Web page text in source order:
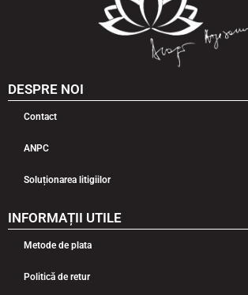
DESPRE NOI
Contact
ANPC
Soluționarea litigiilor
INFORMAȚII UTILE
Metode de plata
Politică de retur